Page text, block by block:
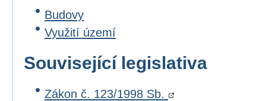
Budovy
Využití území
Související legislativa
Zákon č. 123/1998 Sb.